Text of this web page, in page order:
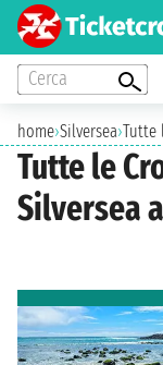
Cerca
home›Silversea›Tutte
Tutte le
Silversea